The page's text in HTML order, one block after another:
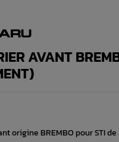
AVANT
origine BREMBO pour STI